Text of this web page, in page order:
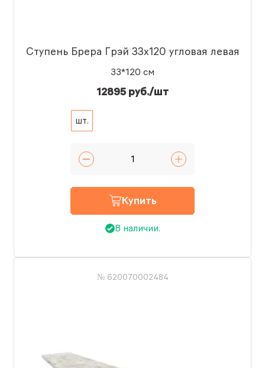
Ступень Брера Грэй 33x120 угловая левая
33*120 см
12895 руб./шт
шт.
Купить
В наличии.
№ 620070002484